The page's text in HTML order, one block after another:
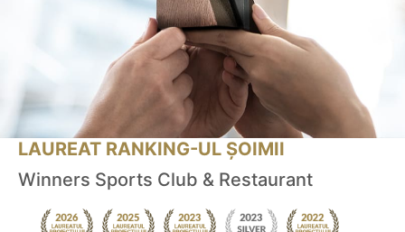
LAUREAT RANKING-UL ȘOIMII
Winners Sports Club & Restaurant